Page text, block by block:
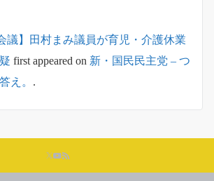
議】田村まみ議員が育児・介護休業
first appeared on 新・国民民主党 – つ
え。 .